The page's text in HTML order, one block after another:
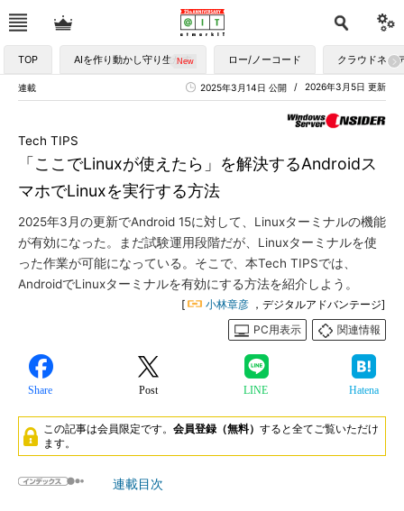
TOP AIを作り動かし守り生かす ロー/ノーコード クラウドネイ
連載 2026年3月5日 更新
2025年3月14日 公開
「ここでLinuxが使えたら」を解決するAndroidス
マホでLinuxを実行する方法
Tech TIPS
2025年3月の更新でAndroid 15に対して、Linuxターミナルの機能
が有効になった。まだ試験運用段階だが、Linuxターミナルを使
った作業が可能になっている。そこで、本Tech TIPSでは、
AndroidでLinuxターミナルを有効にする方法を紹介しよう。
[ 小林章彦 ，デジタルアドバンテージ]
PC用表示
関連情報
Share Post LINE Hatena
この記事は会員限定です。 会員登録（無料） すると全てご覧いただけ
ます。
連載目次